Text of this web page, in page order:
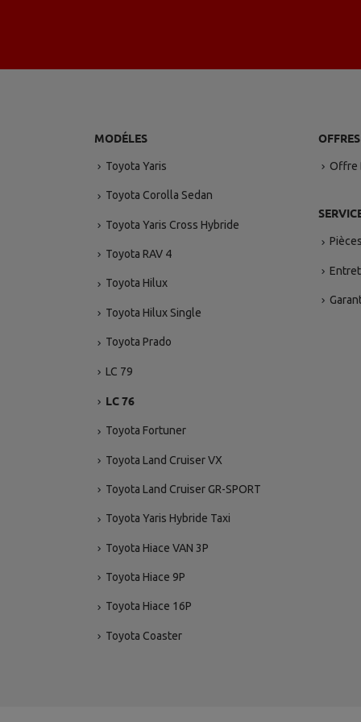
MODÉLES
Toyota Yaris
Toyota Corolla Sedan
Toyota Yaris Cross Hybride
Toyota RAV 4
Toyota Hilux
Toyota Hilux Single
Toyota Prado
LC 79
LC 76
Toyota Fortuner
Toyota Land Cruiser VX
Toyota Land Cruiser GR-SPORT
Toyota Yaris Hybride Taxi
Toyota Hiace VAN 3P
Toyota Hiace 9P
Toyota Hiace 16P
Toyota Coaster
Offre